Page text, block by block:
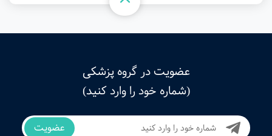
عضویت در گروه پزشکی
(شماره خود را وارد کنید)
عضویت